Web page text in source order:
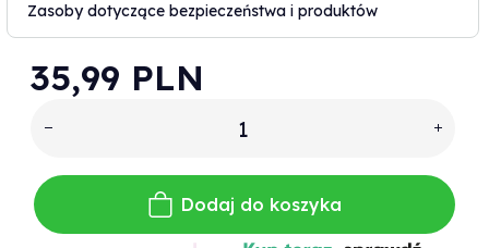
Zasoby dotyczące bezpieczeństwa i produktów
35,99 PLN
Dodaj do koszyka